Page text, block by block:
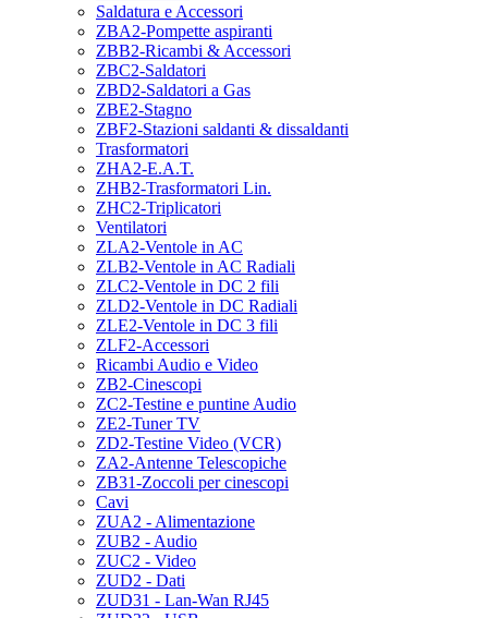
Saldatura e Accessori
ZBA2-Pompette aspiranti
ZBB2-Ricambi & Accessori
ZBC2-Saldatori
ZBD2-Saldatori a Gas
ZBE2-Stagno
ZBF2-Stazioni saldanti & dissaldanti
Trasformatori
ZHA2-E.A.T.
ZHB2-Trasformatori Lin.
ZHC2-Triplicatori
Ventilatori
ZLA2-Ventole in AC
ZLB2-Ventole in AC Radiali
ZLC2-Ventole in DC 2 fili
ZLD2-Ventole in DC Radiali
ZLE2-Ventole in DC 3 fili
ZLF2-Accessori
Ricambi Audio e Video
ZB2-Cinescopi
ZC2-Testine e puntine Audio
ZE2-Tuner TV
ZD2-Testine Video (VCR)
ZA2-Antenne Telescopiche
ZB31-Zoccoli per cinescopi
Cavi
ZUA2 - Alimentazione
ZUB2 - Audio
ZUC2 - Video
ZUD2 - Dati
ZUD31 - Lan-Wan RJ45